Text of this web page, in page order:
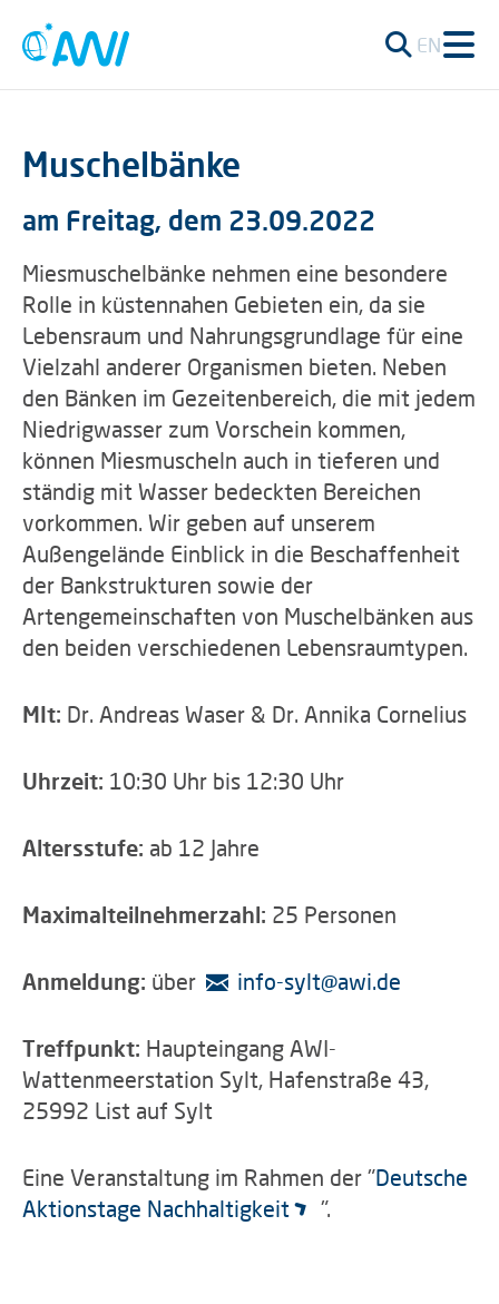
EN
Muschelbänke
am Freitag, dem 23.09.2022
Miesmuschelbänke nehmen eine besondere
Rolle in küstennahen Gebieten ein, da sie
Lebensraum und Nahrungsgrundlage für eine
Vielzahl anderer Organismen bieten. Neben
den Bänken im Gezeitenbereich, die mit jedem
Niedrigwasser zum Vorschein kommen,
können Miesmuscheln auch in tieferen und
ständig mit Wasser bedeckten Bereichen
vorkommen. Wir geben auf unserem
Außengelände Einblick in die Beschaffenheit
der Bankstrukturen sowie der
Artengemeinschaften von Muschelbänken aus
den beiden verschiedenen Lebensraumtypen.
MIt: Dr. Andreas Waser & Dr. Annika Cornelius
Uhrzeit: 10:30 Uhr bis 12:30 Uhr
Altersstufe: ab 12 Jahre
Maximalteilnehmerzahl: 25 Personen
Anmeldung: über info-sylt@awi.de
Treffpunkt: Haupteingang AWI-
Wattenmeerstation Sylt, Hafenstraße 43,
25992 List auf Sylt
Eine Veranstaltung im Rahmen der "Deutsche
Aktionstage Nachhaltigkeit
".